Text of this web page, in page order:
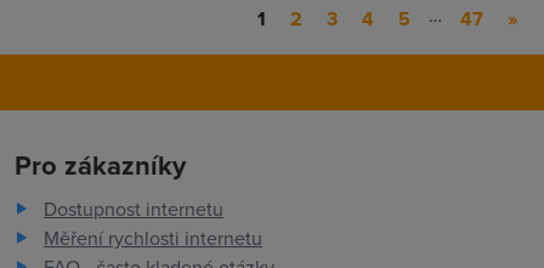
1 2 3 4 5 … 47 »
Pro zákazníky
Dostupnost internetu
Měření rychlosti internetu